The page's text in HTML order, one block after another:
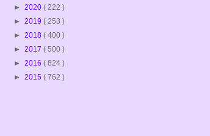
► 2020 ( 222 )
► 2019 ( 253 )
► 2018 ( 400 )
► 2017 ( 500 )
► 2016 ( 824 )
► 2015 ( 762 )